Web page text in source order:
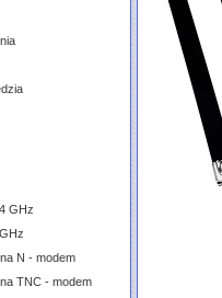
GHz
N - modem
TNC - modem